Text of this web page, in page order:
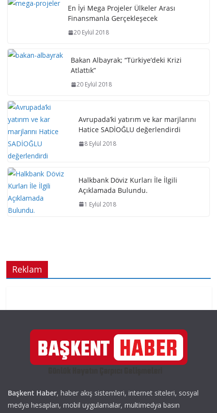
En İyi Mega Projeler Ülkeler Arası
Finansmanla Gerçekleşecek
20 Eylül 2018
Bakan Albayrak; “Türkiye’deki Krizi
Atlattık”
20 Eylül 2018
Avrupada’ki yatırım ve kar marjlarını
Hatice SADİOĞLU değerlendirdi
8 Eylül 2018
Halkbank Döviz Kurları İle İlgili
Açıklamada Bulundu.
1 Eylül 2018
Reklam
Başkent Haber, haber akış sistemleri, internet siteleri, sosyal
medya hesapları, mobil uygulamalar, multimedya basın